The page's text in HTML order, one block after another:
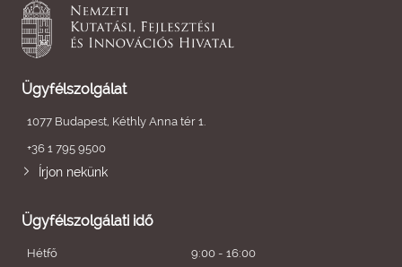
Ügyfélszolgálat
1077 Budapest, Kéthly Anna tér 1.
+36 1 795 9500
Írjon nekünk
Ügyfélszolgálati idő
Hétfő 9:00 - 16:00